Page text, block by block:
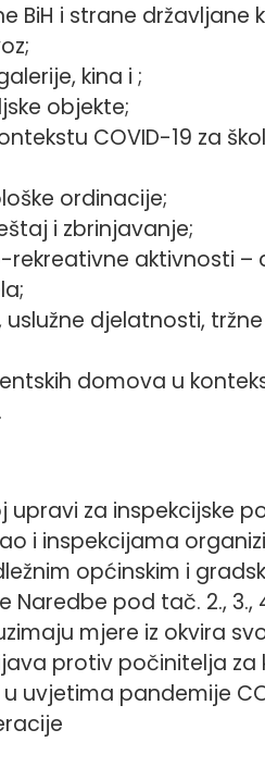
BiH i strane državljane
kina i ;
objekte;
COVID-19 za
ordinacije;
i zbrinjavanje;
rekreativne aktivnosti –
djelatnosti,
domova u
upravi za inspekcijske
i inspekcijama
općinskim i
pod tač. 2., 3.,
mjere iz okvira
protiv počinitelja
uvjetima pandemije